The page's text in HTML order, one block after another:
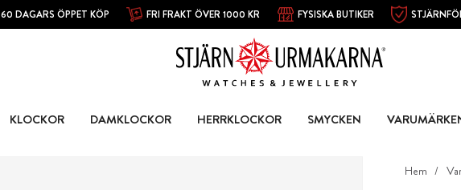
60 DAGARS ÖPPET KÖP FRI FRAKT ÖVER 1000 KR FYSISKA BUTIKER
KLOCKOR DAMKLOCKOR HERRKLOCKOR SMYCKEN
Hem